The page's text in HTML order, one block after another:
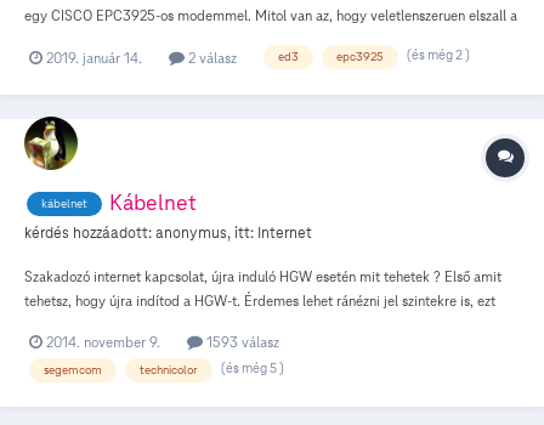
egy CISCO EPC3925-os modemmel. Mitol van az, hogy veletlenszeruen elszall a
es egyszercsak nem erem el azokat a web oldalakat amik meg IPV4-es (pld:
facebook,google stb.). Ilyenkor a routert se erem el, mivel ugye az is IPV4-es
cimmel rendelkezik. Ilyenkor ujrainditas es egy ideig megint jo. Otlet van
esetleg? Koszonom elore is a segitseget!
2019. január 14. 2 válasz ed3 epc3925 (és még 2 )
kábelnet Kábelnet
kérdés hozzáadott:anonymus, itt: Internet
Szakadozó internet kapcsolat, újra induló HGW esetén mit tehetek ? Első amit
tehetsz, hogy újra indítod a HGW-t. Érdemes lehet ránézni jel szintekre is, ezt
amennyiben nem változtattad meg: admin/admin, üres/üres stb, kivéve
Sagemcom F@ST 3686AC, ennél eszköznél a talpon elhelyezett matricán
2014. november 9. 1593 válasz
segemcom technicolor (és még 5 )